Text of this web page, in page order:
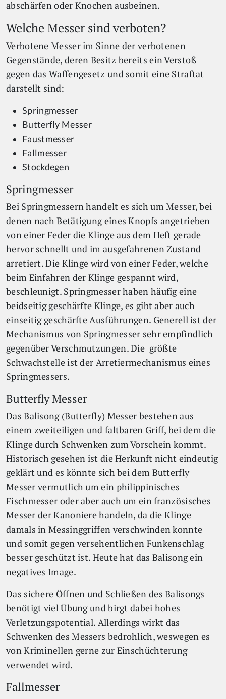
abschärfen oder Knochen ausbeinen.
Welche Messer sind verboten?
Verbotene Messer im Sinne der verbotenen
Gegenstände, deren Besitz bereits ein Verstoß
gegen das Waffengesetz und somit eine Straftat
darstellt sind:
Springmesser
Butterfly Messer
Faustmesser
Fallmesser
Stockdegen
Springmesser
Bei Springmessern handelt es sich um Messer, bei
denen nach Betätigung eines Knopfs angetrieben
von einer Feder die Klinge aus dem Heft gerade
hervor schnellt und im ausgefahrenen Zustand
arretiert. Die Klinge wird von einer Feder, welche
beim Einfahren der Klinge gespannt wird,
beschleunigt. Springmesser haben häufig eine
beidseitig geschärfte Klinge, es gibt aber auch
einseitig geschärfte Ausführungen. Generell ist der
Mechanismus von Springmesser sehr empfindlich
gegenüber Verschmutzungen. Die größte
Schwachstelle ist der Arretiermechanismus eines
Springmessers.
Butterfly Messer
Das Balisong (Butterfly) Messer bestehen aus
einem zweiteiligen und faltbaren Griff, bei dem die
Klinge durch Schwenken zum Vorschein kommt.
Historisch gesehen ist die Herkunft nicht eindeutig
geklärt und es könnte sich bei dem Butterfly
Messer vermutlich um ein philippinisches
Fischmesser oder aber auch um ein französisches
Messer der Kanoniere handeln, da die Klinge
damals in Messinggriffen verschwinden konnte
und somit gegen versehentlichen Funkenschlag
besser geschützt ist. Heute hat das Balisong ein
negatives Image.
Das sichere Öffnen und Schließen des Balisongs
benötigt viel Übung und birgt dabei hohes
Verletzungspotential. Allerdings wirkt das
Schwenken des Messers bedrohlich, weswegen es
von Kriminellen gerne zur Einschüchterung
verwendet wird.
Fallmesser